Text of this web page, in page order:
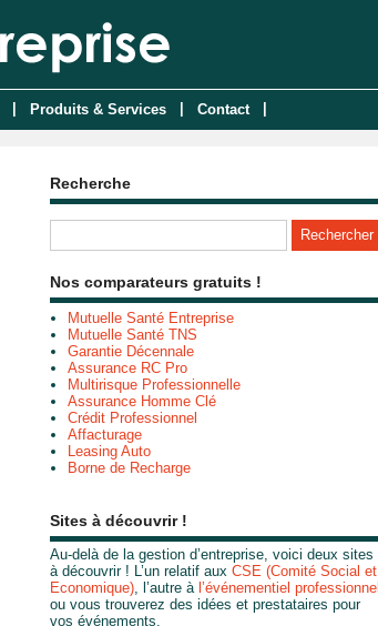
Produits & Services Contact
Recherche
Nos comparateurs gratuits !
Mutuelle Santé Entreprise
Mutuelle Santé TNS
Garantie Décennale
Assurance RC Pro
Multirisque Professionnelle
Assurance Homme Clé
Crédit Professionnel
Affacturage
Leasing Auto
Borne de Recharge
Sites à découvrir !
Au-delà de la gestion d’entreprise, voici deux sites
à découvrir ! L’un relatif aux CSE (Comité Social et
Economique), l’autre à l’événementiel professionnel
ou vous trouverez des idées et prestataires pour
vos événements.